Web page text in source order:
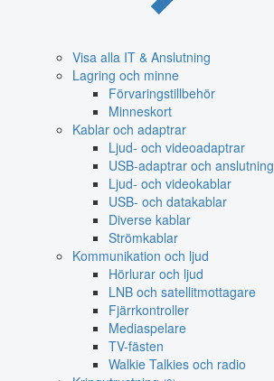
Visa alla IT & Anslutning
Lagring och minne
Förvaringstillbehör
Minneskort
Kablar och adaptrar
Ljud- och videoadaptrar
USB-adaptrar och anslutning
Ljud- och videokablar
USB- och datakablar
Diverse kablar
Strömkablar
Kommunikation och ljud
Hörlurar och ljud
LNB och satellitmottagare
Fjärrkontroller
Mediaspelare
TV-fästen
Walkie Talkies och radio